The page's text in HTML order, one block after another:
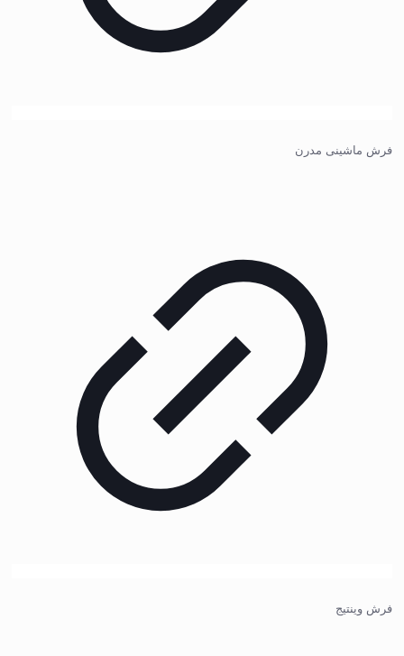
فرش ماشینی مدرن
فرش وینتیج